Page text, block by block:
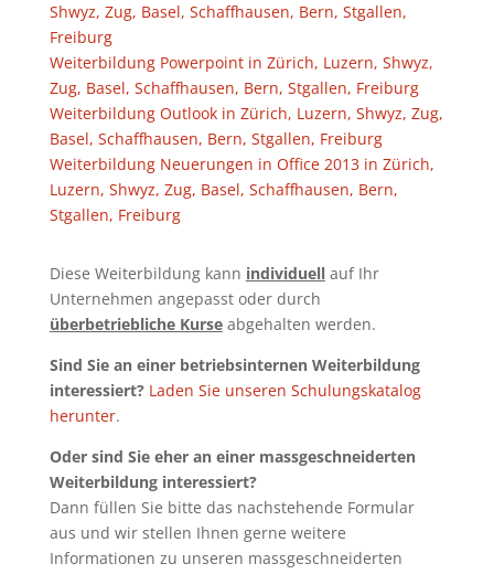
Shwyz, Zug, Basel, Schaffhausen, Bern, Stgallen,
Freiburg
Weiterbildung Powerpoint in Zürich, Luzern, Shwyz,
Zug, Basel, Schaffhausen, Bern, Stgallen, Freiburg
Weiterbildung Outlook in Zürich, Luzern, Shwyz, Zug,
Basel, Schaffhausen, Bern, Stgallen, Freiburg
Weiterbildung Neuerungen in Office 2013 in Zürich,
Luzern, Shwyz, Zug, Basel, Schaffhausen, Bern,
Stgallen, Freiburg
Diese Weiterbildung kann individuellauf Ihr
Unternehmen angepasst oder durch
überbetriebliche Kurseabgehalten werden.
Sind Sie an einer betriebsinternen Weiterbildung
interessiert? Laden Sie unseren Schulungskatalog
herunter.
Oder sind Sie eher an einer massgeschneiderten
Weiterbildung interessiert?
Dann füllen Sie bitte das nachstehende Formular
aus und wir stellen Ihnen gerne weitere
Informationen zu unseren massgeschneiderten